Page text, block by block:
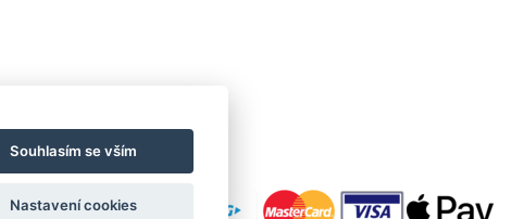
Souhlasím se vším
Nastavení cookies